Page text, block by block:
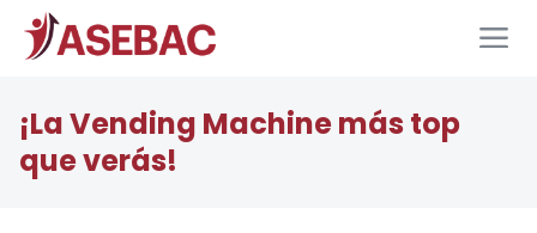
¡La Vending Machine más top
que verás!